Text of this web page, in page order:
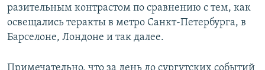
разительным контрастом по сравнению с тем, как
освещались теракты в метро Санкт-Петербурга, в
Барселоне, Лондоне и так далее.